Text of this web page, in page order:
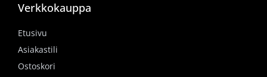
Verkkokauppa
Etusivu
Asiakastili
Ostoskori